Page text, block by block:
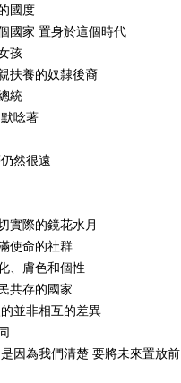
國度
國家 置身於這個時代
孩
扶養的奴隸後裔
統
唸著
然很遠
實際的鏡花水月
使命的社群
、膚色和個性
共存的國家
並非相互的差異
因為我們清楚 要將未來置放前